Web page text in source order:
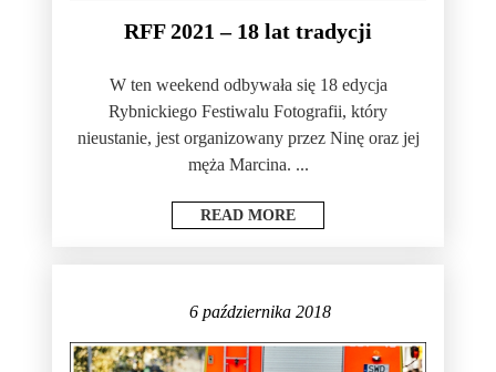
RFF 2021 – 18 lat tradycji
W ten weekend odbywała się 18 edycja
Rybnickiego Festiwalu Fotografii, który
nieustanie, jest organizowany przez Ninę oraz jej
męża Marcina. ...
READ MORE
6 października 2018